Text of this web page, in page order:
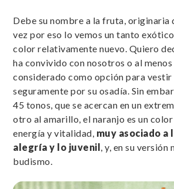
Debe su nombre a la fruta, originaria
vez por eso lo vemos un tanto
color relativamente nuevo. Quiero
ha convivido con nosotros o al menos
considerado como opción para vestir
seguramente por su osadía. Sin
45 tonos, que se acercan en un
otro al amarillo, el naranjo es un
energía y vitalidad, muy asociado
alegría y lo juvenil, y, en su versión
budismo.